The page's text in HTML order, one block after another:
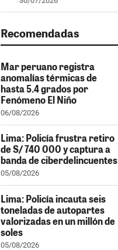
Recomendadas
Mar peruano registra
anomalías térmicas de
hasta 5.4 grados por
Fenómeno El Niño
06/08/2026
Lima: Policía frustra retiro
de S/ 740 000 y captura a
banda de ciberdelincuentes
05/08/2026
Lima: Policía incauta seis
toneladas de autopartes
valorizadas en un millón de
soles
05/08/2026